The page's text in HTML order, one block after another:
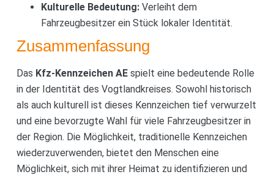
Kulturelle Bedeutung:Verleiht dem
Fahrzeugbesitzer ein Stück lokaler Identität.
Zusammenfassung
Das Kfz-Kennzeichen AEspielt eine bedeutende Rolle
in der Identität des Vogtlandkreises. Sowohl historisch
als auch kulturell ist dieses Kennzeichen tief verwurzelt
und eine bevorzugte Wahl für viele Fahrzeugbesitzer in
der Region. Die Möglichkeit, traditionelle Kennzeichen
wiederzuverwenden, bietet den Menschen eine
Möglichkeit, sich mit ihrer Heimat zu identifizieren und